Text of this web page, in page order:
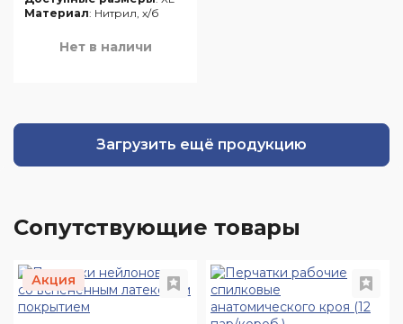
пар/короб.)
Материал: Нитрил, х/б
Нет в наличи
Загрузить ещё продукцию
Cопутствующие товары
Акция